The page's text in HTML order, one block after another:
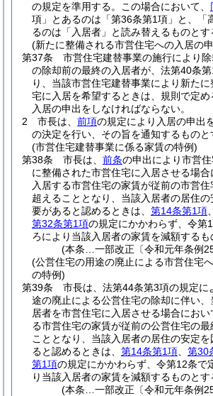
の規定を準用する。
この場合において、
項」とあるのは「第36条第1項」と、「
るのは「入居者」と読み替えるものとす
(新たに整備される市営住宅への入居の
第37条
市営住宅建替事業の施行により
の除却前の最終の入居者が、法第40条
り、当該市営住宅建替事業により新た
宅に入居を希望するときは、規則で定め
入居の申出をしなければならない。
2
市長は、 前項の規定により入居の申出
の決定を行い、その旨を通知するものと
(市営住宅建替事業に係る家賃の特例)
第38条
市長は、 前条の申出により市営
に整備された市営住宅に入居させる場合
入居する市営住宅の家賃が従前の市営
超えることとなり、当該入居者の居住
要があると認めるときは、 第14条第1項
第32条第1項の規定にかかわらず、令第
ろにより当該入居者の家賃を減額するも
(本条…一部改正〔令和元年条例
(公営住宅の用途の廃止による市営住宅
の特例)
第39条
市長は、法第44条第3項の規定に
途の廃止による公営住宅の除却に伴い、
居者を市営住宅に入居させる場合にお
る市営住宅の家賃が従前の公営住宅の
こととなり、当該入居者の居住の安定
ると認めるときは、 第14条第1項 第30
第1項の規定にかかわらず、令第12条で
り当該入居者の家賃を減額するものとす
(本条…一部改正〔令和元年条例